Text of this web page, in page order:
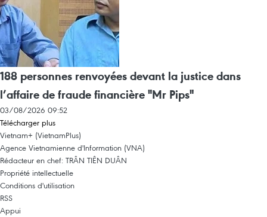
188 personnes renvoyées devant la justice dans
l’affaire de fraude financière "Mr Pips"
03/08/2026 09:52
Télécharger plus
Vietnam+ (VietnamPlus)
Agence Vietnamienne d'Information (VNA)
Rédacteur en chef: TRÂN TIÊN DUÂN
Propriété intellectuelle
Conditions d'utilisation
RSS
Appui